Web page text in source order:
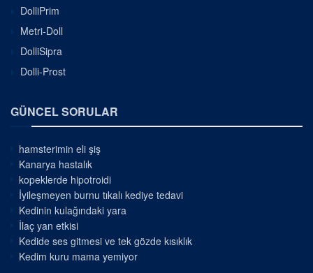
DolliPrim
Metri-Doll
DolliSipra
Dolli-Prost
GÜNCEL SORULAR
hamsterimin eli şiş
Kanarya hastalık
kopeklerde hipotroidi
İyileşmeyen burnu tıkalı kediye tedavi
Kedinin kulağındaki yara
İlaç yan etkisi
Kedide ses gitmesi ve tek gözde kısıklık
Kedim kuru mama yemiyor